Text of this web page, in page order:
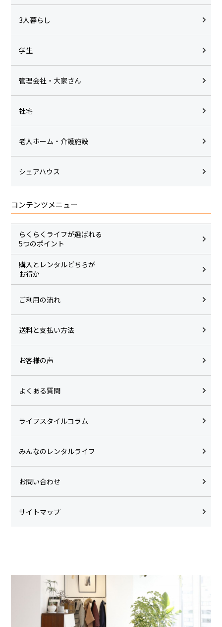
3人暮らし
学生
管理会社・大家さん
社宅
老人ホーム・介護施設
シェアハウス
コンテンツメニュー
らくらくライフが選ばれる
5つのポイント
購入とレンタルどちらが
お得か
ご利用の流れ
送料と支払い方法
お客様の声
よくある質問
ライフスタイルコラム
みんなのレンタルライフ
お問い合わせ
サイトマップ